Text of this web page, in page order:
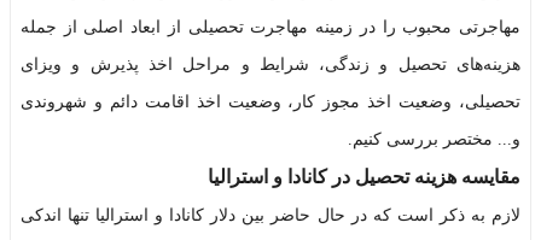
مهاجرتی محبوب را در زمینه مهاجرت تحصیلی از ابعاد اصلی از جمله
هزینه‌های تحصیل و زندگی، شرایط و مراحل اخذ پذیرش و ویزای
تحصیلی، وضعیت اخذ مجوز کار، وضعیت اخذ اقامت دائم و شهروندی
و... مختصر بررسی کنیم.
مقایسه هزینه تحصیل در کانادا و استرالیا
لازم به ذکر است که در حال حاضر بین دلار کانادا و استرالیا تنها اندکی